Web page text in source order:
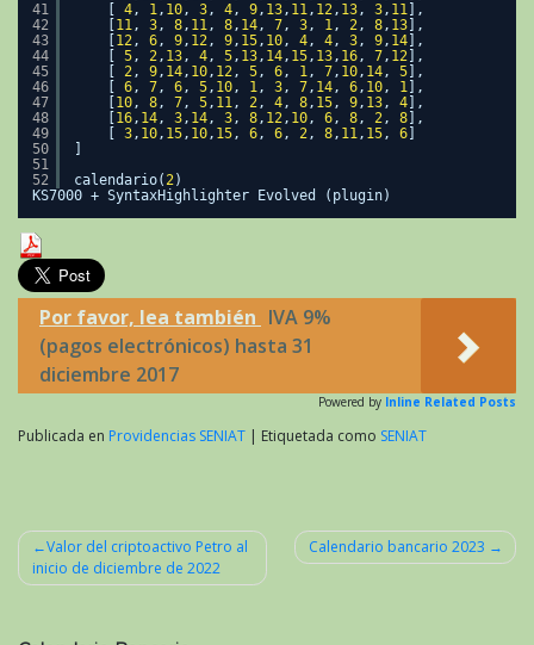
KS7000 + SyntaxHighlighter Evolved (plugin)
41
42
43
44
45
46
47
48
49
50
51
52
4, 1, 10, 3, 4, 9, 13, 11, 12, 13, 3, 11 ],
11, 3, 8, 11, 8, 14, 7, 3, 1, 2, 8, 13 ],
12, 6, 9, 12, 9, 15, 10, 4, 4, 3, 9, 14 ],
5, 2, 13, 4, 5, 13, 14, 15, 13, 16, 7, 12 ],
2, 9, 14, 10, 12, 5, 6, 1, 7, 10, 14, 5 ],
6, 7, 6, 5, 10, 1, 3, 7, 14, 6, 10, 1 ],
10, 8, 7, 5, 11, 2, 4, 8, 15, 9, 13, 4 ],
16, 14, 3, 14, 3, 8, 12, 10, 6, 8, 2, 8 ],
3, 10, 15, 10, 15, 6, 6, 2, 8, 11, 15, 6
calendario(2)
Por favor, lea también IVA 9%
(pagos electrónicos) hasta 31
diciembre 2017
Powered by Inline Related Posts
Publicada en Providencias SENIAT | Etiquetada como SENIAT
Navegación
Valor del criptoactivo Petro al
inicio de diciembre de 2022
Calendario bancario 2023